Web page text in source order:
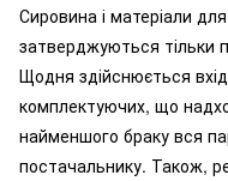
Сировина і матеріали
затверджуються тільки
Щодня здійснюється
комплектуючих, що
найменшого браку вся
постачальнику. Також,